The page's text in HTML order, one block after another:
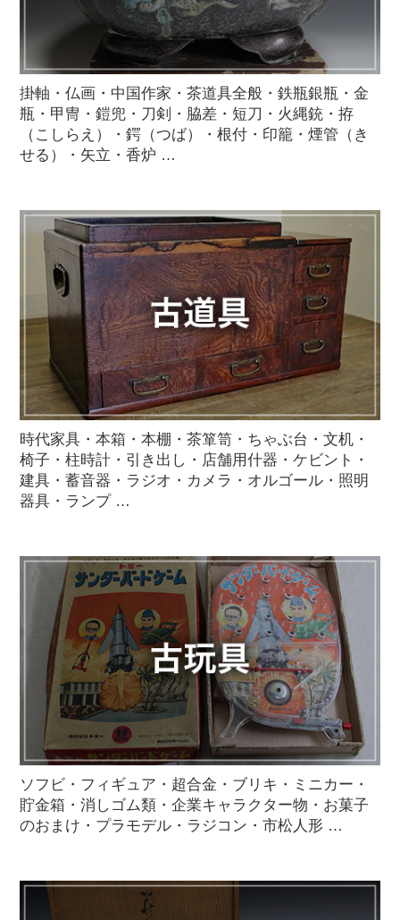
掛軸・仏画・中国作家・茶道具全般・鉄瓶銀瓶・金
瓶・甲冑・鎧兜・刀剣・脇差・短刀・火縄銃・拵
（こしらえ）・鍔（つば）・根付・印籠・煙管（き
せる）・矢立・香炉 …
時代家具・本箱・本棚・茶箪笥・ちゃぶ台・文机・
椅子・柱時計・引き出し・店舗用什器・ケビント・
建具・蓄音器・ラジオ・カメラ・オルゴール・照明
器具・ランプ …
ソフビ・フィギュア・超合金・ブリキ・ミニカー・
貯金箱・消しゴム類・企業キャラクター物・お菓子
のおまけ・プラモデル・ラジコン・市松人形 …